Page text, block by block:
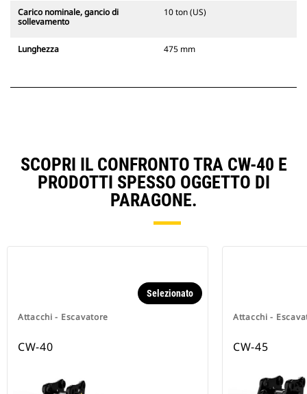
Carico nominale, gancio di
sollevamento
10 ton (US)
Lunghezza 475 mm
SCOPRI IL CONFRONTO TRA CW-40 E
PRODOTTI SPESSO OGGETTO DI
PARAGONE.
Attacchi - Escavatore
Selezionato
CW-40
Attacchi -
CW-45